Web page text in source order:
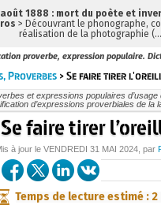
proverbe, expression populaire.
Proverbes > Se faire tirer
et expressions populaires d’usage
d’expressions proverbiales de la
Se faire tirer
à jour le VENDREDI 31 MAI 2024 , par
Temps de lecture estimé : 2
1888 : mort du poète et
> Découvrant le phonographe,
réalisation de la photographie